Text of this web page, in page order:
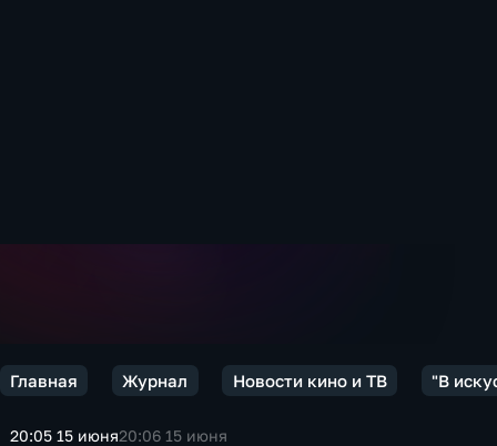
Главная Журнал Новости кино и ТВ "В
20:05 15 июня20:06 15 июня